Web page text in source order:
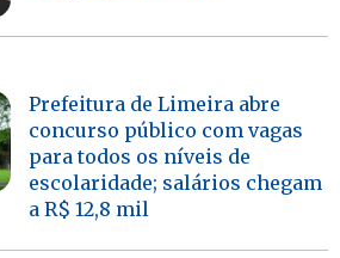
Prefeitura de Limeira abre
concurso público com vagas
para todos os níveis de
escolaridade; salários chegam
a R$ 12,8 mil